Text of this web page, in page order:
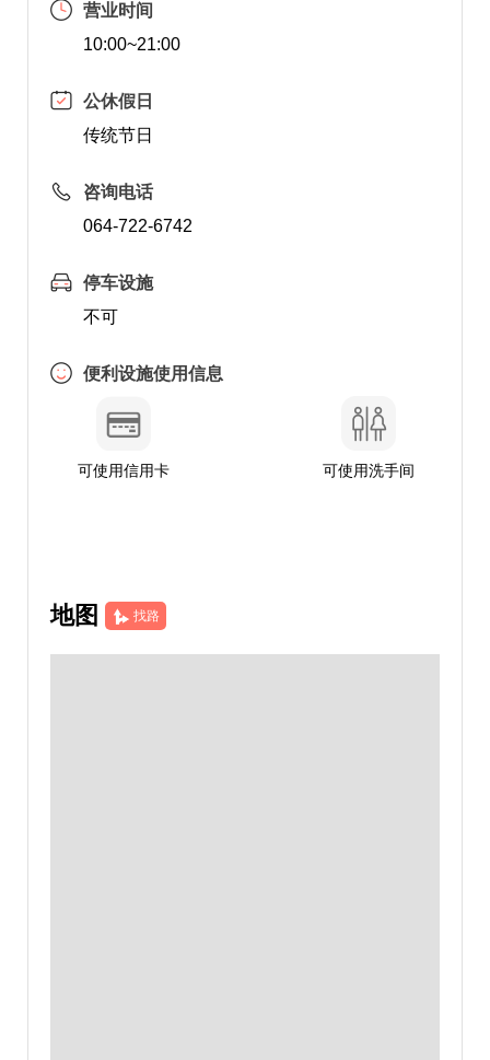
营业时间
10:00~21:00
公休假日
传统节日
咨询电话
064-722-6742
停车设施
不可
便利设施使用信息
可使用信用卡 可使用洗手间
地图 找路